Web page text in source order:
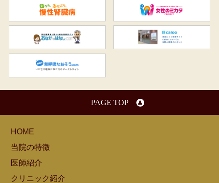
知ろう、ふせごう。慢性腎臓
おなかのはなし.com
PAGE TOP
HOME
当院の特徴
医師紹介
クリニック紹介